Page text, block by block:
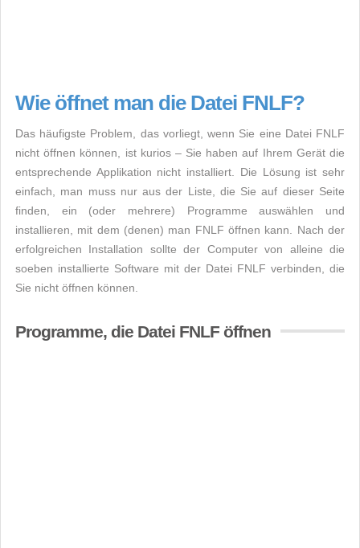
Wie öffnet man die Datei FNLF?
Das häufigste Problem, das vorliegt, wenn Sie eine Datei FNLF
nicht öffnen können, ist kurios – Sie haben auf Ihrem Gerät die
entsprechende Applikation nicht installiert. Die Lösung ist sehr
einfach, man muss nur aus der Liste, die Sie auf dieser Seite
finden, ein (oder mehrere) Programme auswählen und
installieren, mit dem (denen) man FNLF öffnen kann. Nach der
erfolgreichen Installation sollte der Computer von alleine die
soeben installierte Software mit der Datei FNLF verbinden, die
Sie nicht öffnen können.
Programme, die Datei FNLF öffnen